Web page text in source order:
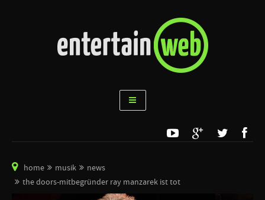
home musik
news
the doors-mitbegründer ray manzarek ist tot